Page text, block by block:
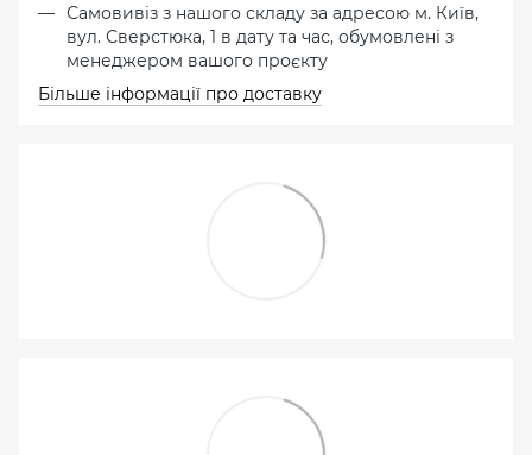
Самовивіз з нашого складу за адресою м. Київ,
вул. Сверстюка, 1 в дату та час, обумовлені з
менеджером вашого проєкту
Більше інформації про доставку